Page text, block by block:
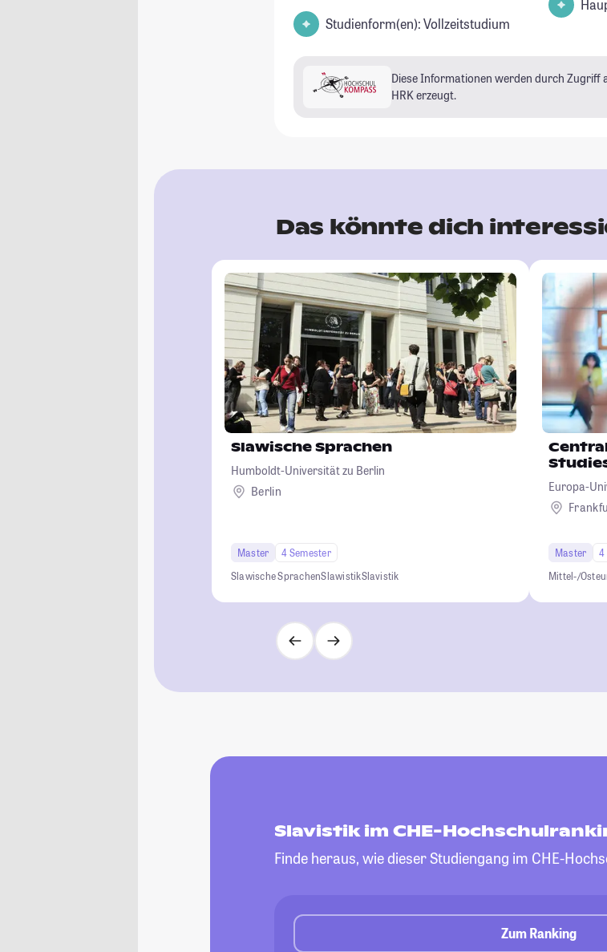
Studienform(en): Vollzeitstudium
Diese Informationen werden durch Zugriff
HRK erzeugt.
Das könnte dich
Slawische Sprachen
Humboldt-Universität zu Berlin
Berlin
Master
4 Semester
Slawische SprachenSlawistikSlavistik
Europa-
Master
4
Mittel-/
Slavistik im CHE-
Finde heraus, wie dieser Studiengang im CHE-
Zum Ranking